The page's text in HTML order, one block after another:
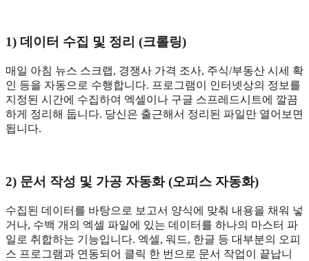
1) 데이터 수집 및 정리 (크롤링)
매일 아침 뉴스 스크랩, 경쟁사 가격 조사, 주식/부동산 시세 확
인 등을 자동으로 수행합니다. 프로그램이 인터넷상의 정보를
지정된 시간에 수집하여 엑셀이나 구글 스프레드시트에 깔끔
하게 정리해 둡니다. 당신은 출근해서 정리된 파일만 열어보면
됩니다.
2) 문서 작성 및 가공 자동화 (오피스 자동화)
수집된 데이터를 바탕으로 보고서 양식에 맞춰 내용을 채워 넣
거나, 수백 개의 엑셀 파일에 있는 데이터를 하나의 마스터 파
일로 취합하는 기능입니다. 엑셀, 워드, 한글 등 대부분의 오피
스 프로그램과 연동되어 클릭 한 번으로 문서 작업이 끝납니